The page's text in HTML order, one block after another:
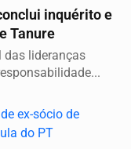
inquérito e
Tanure
das lideranças